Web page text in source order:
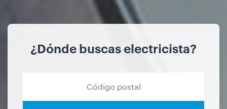
¿Dónde buscas electricista?